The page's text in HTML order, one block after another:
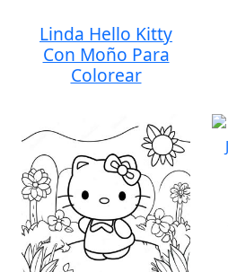
Linda Hello Kitty
Con Moño Para
Colorear